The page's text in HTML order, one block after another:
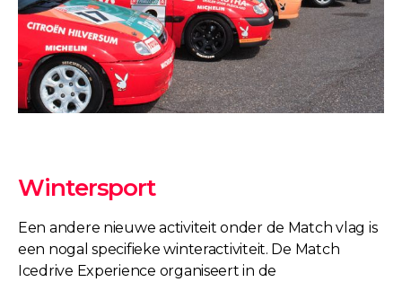
Wintersport
Een andere nieuwe activiteit onder de Match vlag is
een nogal specifieke winteractiviteit. De Match
Icedrive Experience organiseert in de